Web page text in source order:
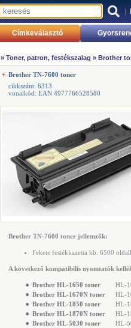
|
Címkeválasztó
» Toner, patron, festékszalag » Brother
Brother TN-7600 toner
cikkszám: 6313
vonalkód: EAN 4977766528580
Brother TN-7600 toner jellemzők:
Fekete festékkazetta kb. 6500
A következő kompatibilis nyomtatók
● Brother HL-1650 toner HL-
● Brother HL-1670N toner HL-
● Brother HL-1850 toner HL-
● Brother HL-1870N toner HL-
● Brother HL-5030 toner HL-